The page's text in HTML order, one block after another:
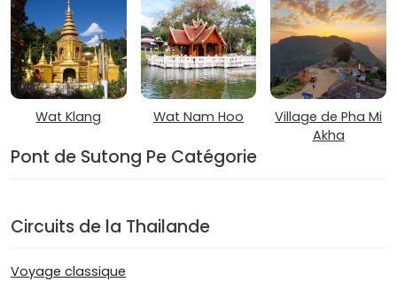
Wat Klang Wat Nam Hoo
Village de Pha Mi
Akha
Pont de Sutong Pe Catégorie
Circuits de la Thailande
Voyage classique